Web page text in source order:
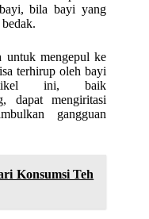
bila bayi yang
untuk mengepul ke
terhirup oleh bayi
ini, baik
dapat mengiritasi
gangguan
Konsumsi Teh